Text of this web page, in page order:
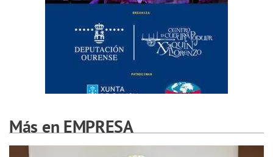
Más en EMPRESA